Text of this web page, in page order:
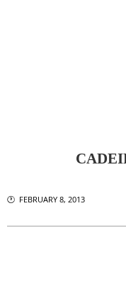
🕐 FEBRUARY 8, 2013